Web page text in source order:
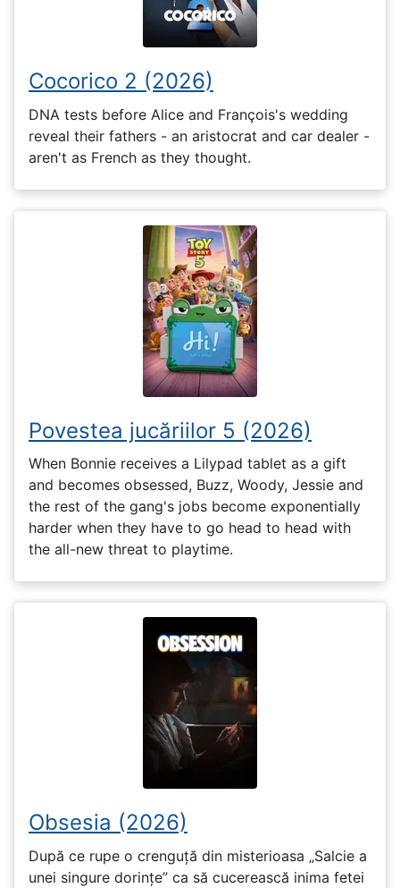
Cocorico 2 (2026)
DNA tests before Alice and François's wedding
reveal their fathers - an aristocrat and car dealer -
aren't as French as they thought.
Povestea jucăriilor 5 (2026)
When Bonnie receives a Lilypad tablet as a gift
and becomes obsessed, Buzz, Woody, Jessie and
the rest of the gang's jobs become exponentially
harder when they have to go head to head with
the all-new threat to playtime.
Obsesia (2026)
După ce rupe o crenguță din misterioasa „Salcie a
unei singure dorințe” ca să cucerească inima fetei